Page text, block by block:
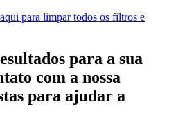
para limpar todos os filtros e
para a sua
com a nossa
para ajudar a